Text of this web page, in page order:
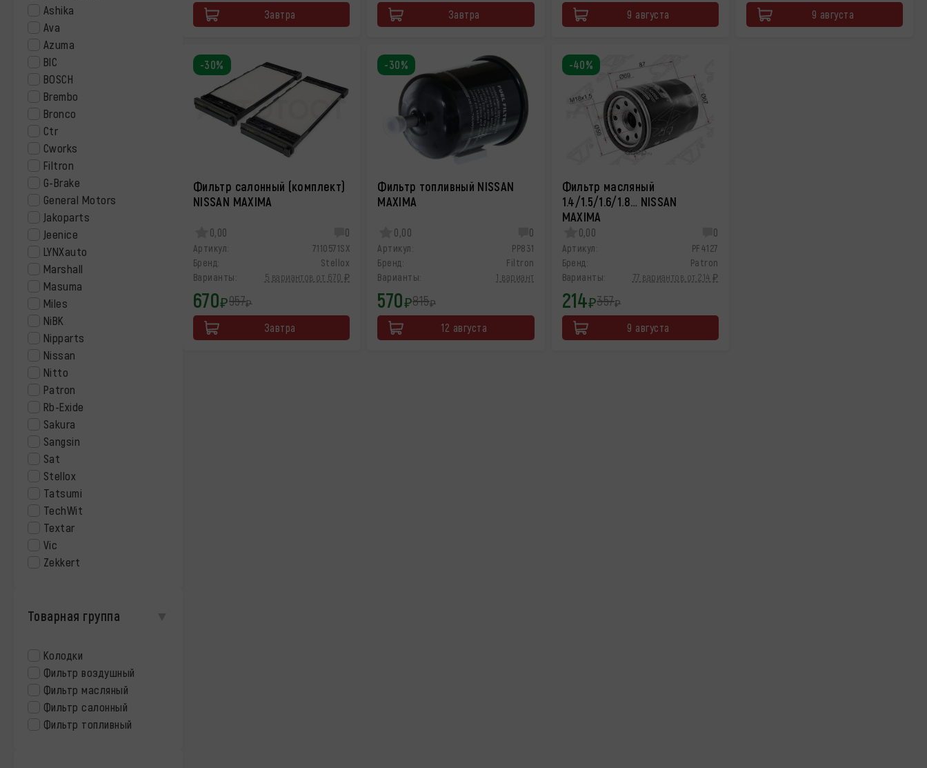
Ashika
Ava
Azuma
BIC
BOSCH
Brembo
Bronco
Ctr
Cworks
Filtron
G-Brake
General Motors
Jakoparts
Jeenice
LYNXauto
Marshall
Masuma
Miles
NiBK
Nipparts
Nissan
Nitto
Patron
Rb-Exide
Sakura
Sangsin
Sat
Stellox
Tatsumi
TechWit
Textar
Vic
Zekkert
Товарная группа
Колодки
Фильтр воздушный
Фильтр масляный
Фильтр салонный
Фильтр топливный
Завтра Завтра 9 августа 9 августа
Фильтр салонный (комплект)
NISSAN MAXIMA
0,00 0
Артикул:
7110571SX
Бренд:
Stellox
Варианты:
5 вариантов от 670 ₽
670₽957₽
Завтра
-30%
Фильтр топливный NISSAN
MAXIMA
0,00 0
Артикул:
PP831
Бренд:
Filtron
Варианты:
1 вариант
570₽815₽
12 августа
-30%
Фильтр масляный
1.4/1.5/1.6/1.8… NISSAN
MAXIMA
0,00 0
Артикул:
PF4127
Бренд:
Patron
Варианты:
77 вариантов от 214 ₽
214₽357₽
9 августа
-40%